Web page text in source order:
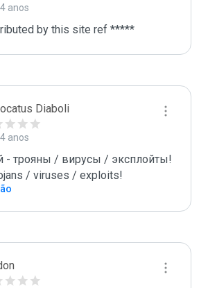
anos
by this site ref *****
Diaboli
anos
- трояны / вирусы / эксплойты!
/ viruses / exploits!